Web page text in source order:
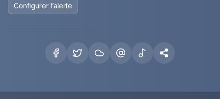
Configurer l’alerte